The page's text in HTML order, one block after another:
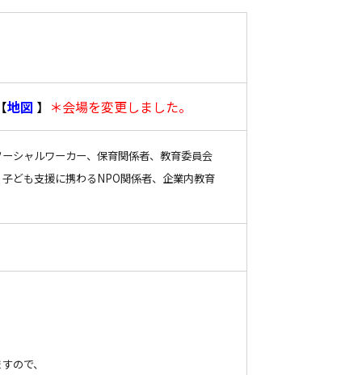
地図 】 ＊会場を変更しました。
シャルワーカー、保育関係者、教育委員会
ども支援に携わるNPO関係者、企業内教育
ので、